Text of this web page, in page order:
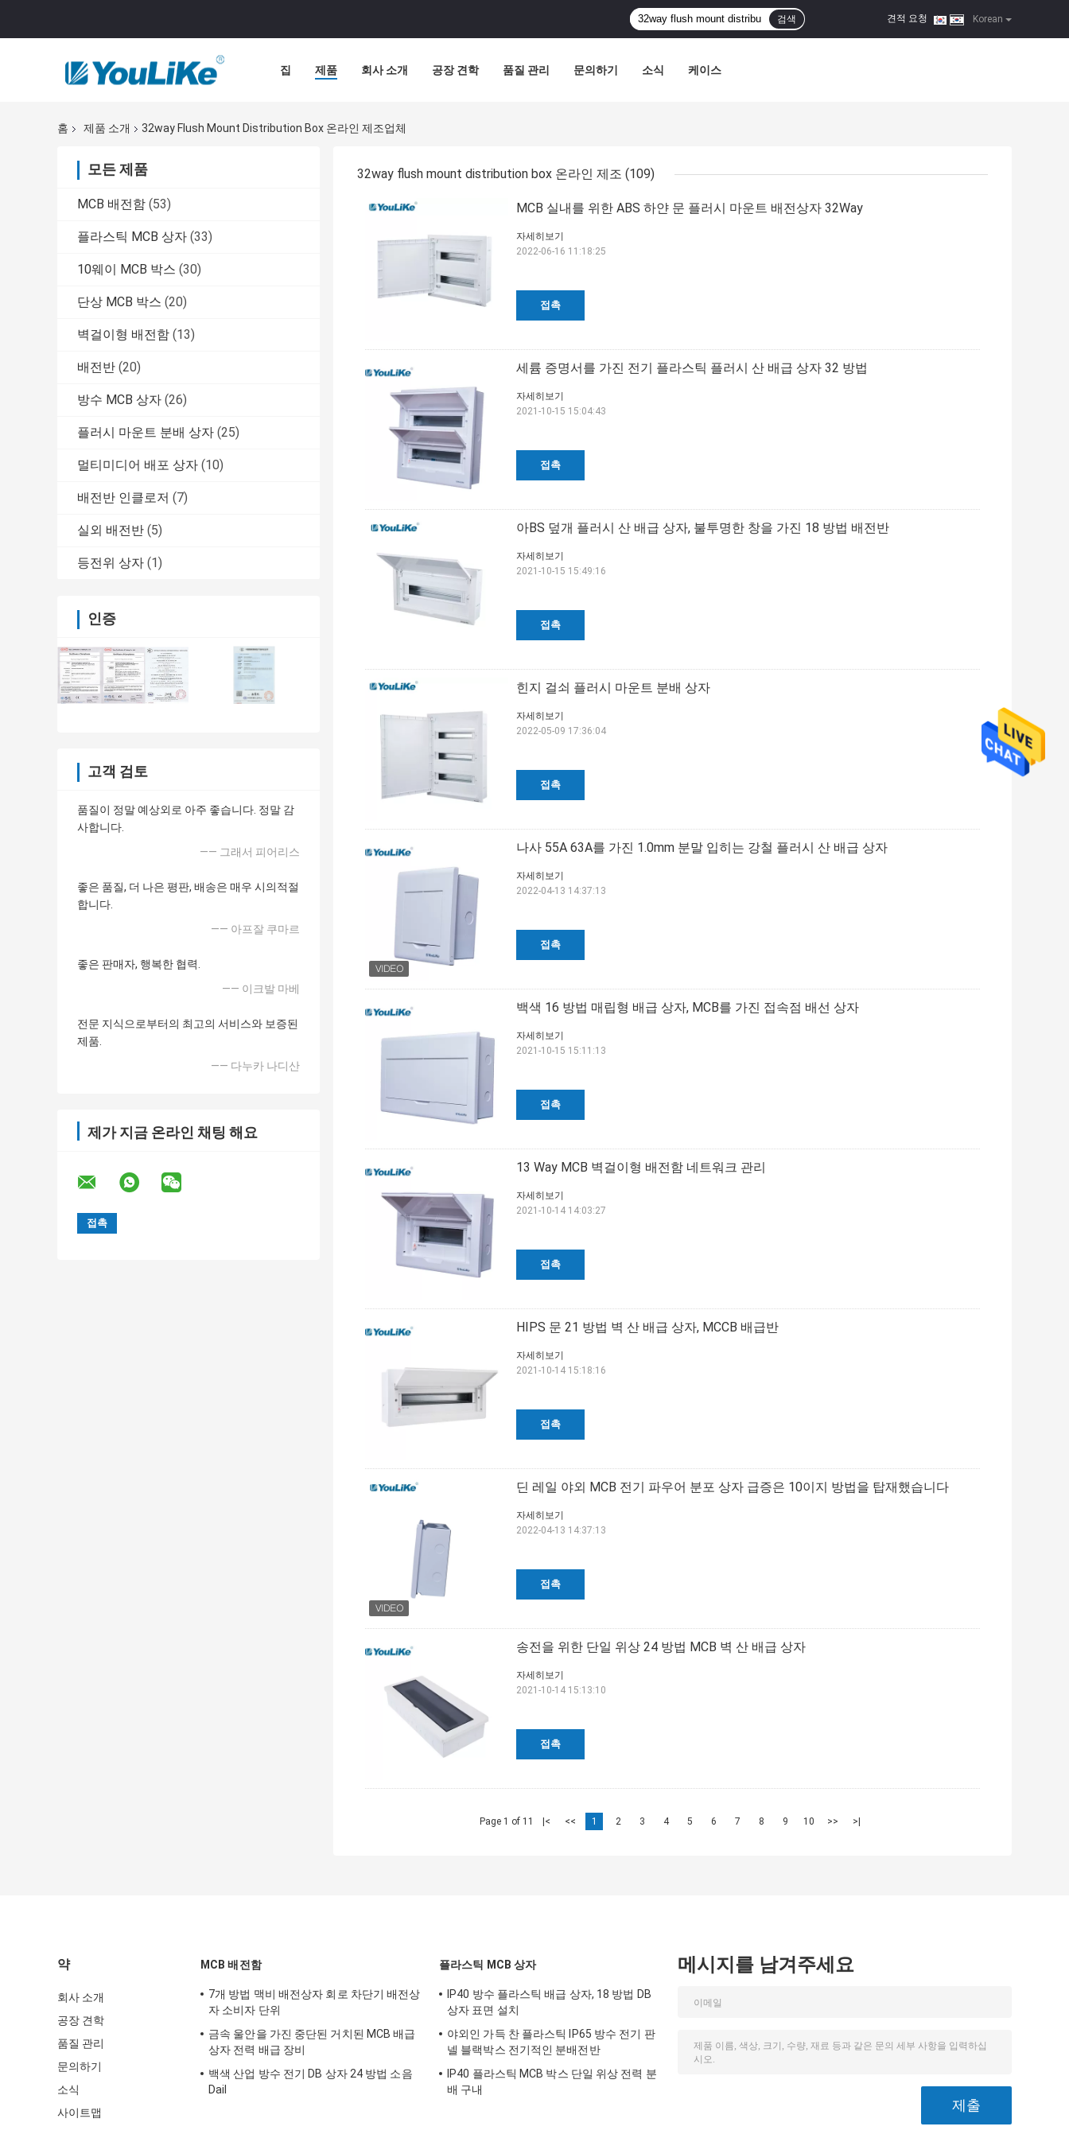
Korean
견적 요청 |
검색
집 제품 회사 소개 공장 견학 품질 관리 문의하기 소식 케이스
홈 제품 소개 32way Flush Mount Distribution Box 온라인 제조업체
모든 제품
MCB 배전함 (53)
플라스틱 MCB 상자 (33)
10웨이 MCB 박스 (30)
단상 MCB 박스 (20)
벽걸이형 배전함 (13)
배전반 (20)
방수 MCB 상자 (26)
플러시 마운트 분배 상자 (25)
멀티미디어 배포 상자 (10)
배전반 인클로저 (7)
실외 배전반 (5)
등전위 상자 (1)
인증
고객 검토
품질이 정말 예상외로 아주 좋습니다. 정말 감
사합니다.
—— 그래서 피어리스
좋은 품질, 더 나은 평판, 배송은 매우 시의적절
합니다.
—— 아프잘 쿠마르
좋은 판매자, 행복한 협력.
—— 이크발 마베
전문 지식으로부터의 최고의 서비스와 보증된
제품.
—— 다누카 나디산
제가 지금 온라인 채팅 해요
32way flush mount distribution box 온라인 제조 (109)
MCB 실내를 위한 ABS 하얀 문 플러시 마운트 배전상자 32Way
접촉
자세히보기
2022-06-16 11:18:25
세륨 증명서를 가진 전기 플라스틱 플러시 산 배급 상자 32 방법
접촉
자세히보기
2021-10-15 15:04:43
아BS 덮개 플러시 산 배급 상자, 불투명한 창을 가진 18 방법 배전반
접촉
자세히보기
2021-10-15 15:49:16
힌지 걸쇠 플러시 마운트 분배 상자
접촉
자세히보기
2022-05-09 17:36:04
나사 55A 63A를 가진 1.0mm 분말 입히는 강철 플러시 산 배급 상자
접촉
자세히보기
2022-04-13 14:37:13
백색 16 방법 매립형 배급 상자, MCB를 가진 접속점 배선 상자
접촉
자세히보기
2021-10-15 15:11:13
13 Way MCB 벽걸이형 배전함 네트워크 관리
접촉
자세히보기
2021-10-14 14:03:27
HIPS 문 21 방법 벽 산 배급 상자, MCCB 배급반
접촉
자세히보기
2021-10-14 15:18:16
딘 레일 야외 MCB 전기 파우어 분포 상자 급증은 10이지 방법을 탑재했습니다
접촉
자세히보기
2022-04-13 14:37:13
송전을 위한 단일 위상 24 방법 MCB 벽 산 배급 상자
접촉
자세히보기
2021-10-14 15:13:10
Page 1 of 11 |< << 1 2 3 4 5 6 7 8 9 10 >> >|
약
회사 소개
공장 견학
품질 관리
문의하기
소식
사이트맵
MCB 배전함
7개 방법 맥비 배전상자 회로 차단기 배전상
자 소비자 단위
금속 울안을 가진 중단된 거치된 MCB 배급
상자 전력 배급 장비
백색 산업 방수 전기 DB 상자 24 방법 소음
Dail
플라스틱 MCB 상자
IP40 방수 플라스틱 배급 상자, 18 방법 DB
상자 표면 설치
야외인 가득 찬 플라스틱 IP65 방수 전기 판
넬 블랙박스 전기적인 분배전반
IP40 플라스틱 MCB 박스 단일 위상 전력 분
배 구내
메시지를 남겨주세요